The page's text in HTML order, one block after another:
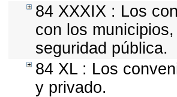
84 XXXIX : Los
con los
seguridad pública.
84 XL : Los
y privado.